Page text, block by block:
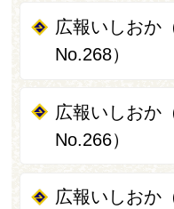
広報いしおか
No.268）
広報いしおか
No.266）
広報いしおか